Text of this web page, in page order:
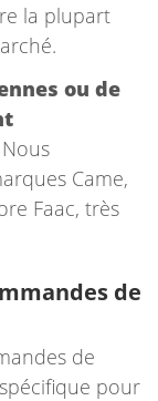
la plupart
ou de
Nous
Came,
Faac, très
de
de
pour